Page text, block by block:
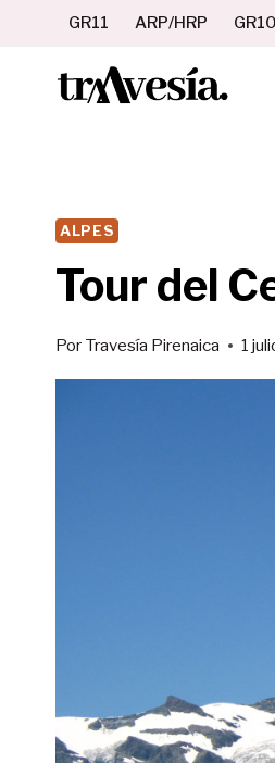
contenido
GR11 ARP/HRP GR10
ALPES
Tour del
Por Travesía Pirenaica 1